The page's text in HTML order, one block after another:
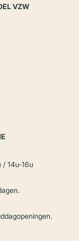
VZW
14u-16u